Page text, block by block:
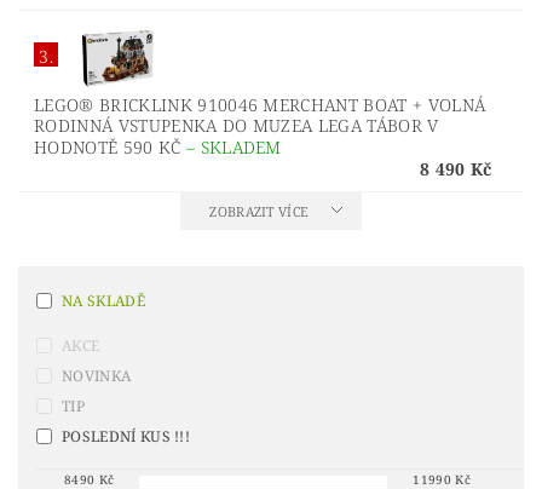
3.
LEGO® BRICKLINK 910046 MERCHANT BOAT + VOLNÁ
RODINNÁ VSTUPENKA DO MUZEA LEGA TÁBOR V
HODNOTĚ 590 KČ – SKLADEM
8 490 Kč
ZOBRAZIT VÍCE
NA SKLADĚ
AKCE
NOVINKA
TIP
POSLEDNÍ KUS !!!
8490 Kč 11990 Kč